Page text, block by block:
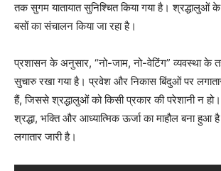
तक सुगम यातायात सुनिश्चित किया गया है। श्रद्धालुओं
बसों का संचालन किया जा रहा है।
प्रशासन के अनुसार, “नो-जाम, नो-वेटिंग” व्यवस्था के
सुचारु रखा गया है। प्रवेश और निकास बिंदुओं पर
हैं, जिससे श्रद्धालुओं को किसी प्रकार की परेशानी न
श्रद्धा, भक्ति और आध्यात्मिक ऊर्जा का माहौल बना
लगातार जारी है।